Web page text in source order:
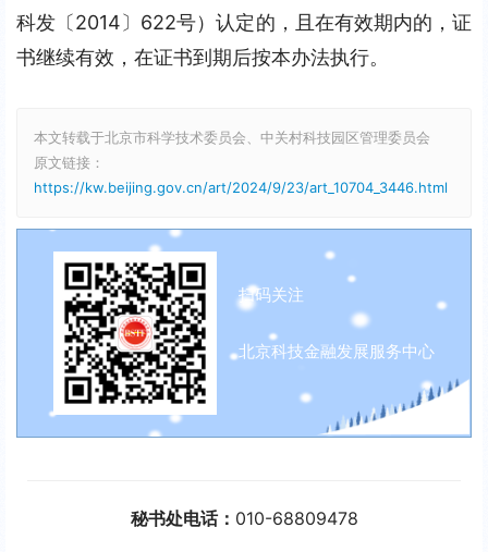
科发〔2014〕622号）认定的，且在有效期内的，证
书继续有效，在证书到期后按本办法执行。
本文转载于北京市科学技术委员会、中关村科技园区管理委员会
原文链接：
https://kw.beijing.gov.cn/art/2024/9/23/art_10704_3446.html
扫码关注
北京科技金融发展服务中心
秘书处电话： 010-68809478